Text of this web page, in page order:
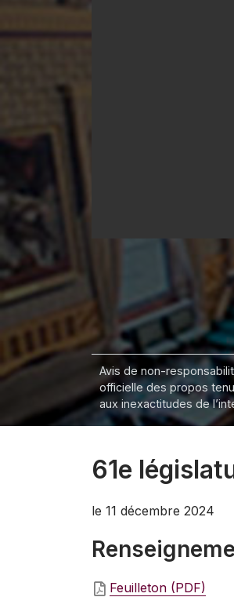
Avis de non-
officielle des propos
aux inexactitudes de
61e
le 11 décembre 2024
Feuilleton (PDF)